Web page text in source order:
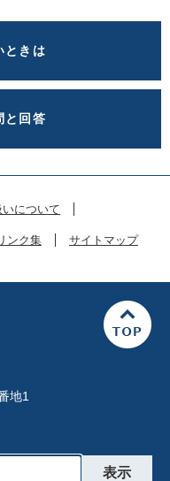
ときは
と回答
について
ンク集 サイトマップ
地1